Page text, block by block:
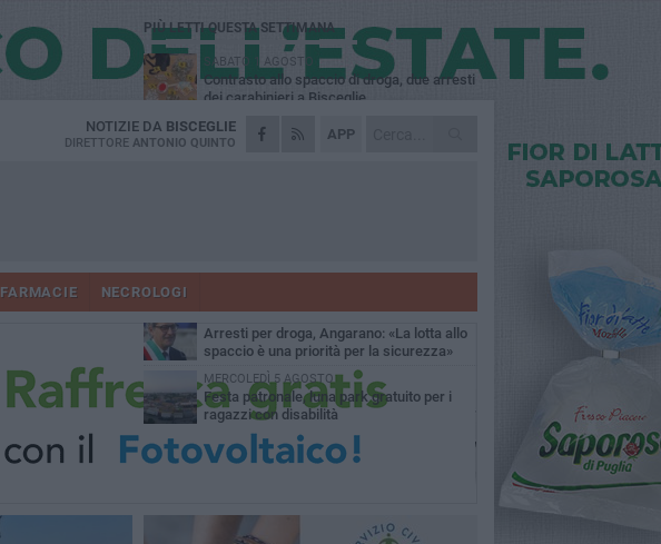
APP
NOTIZIE DA BISCEGLIE
DIRETTORE ANTONIO QUINTO
FARMACIE NECROLOGI
PIÙ LETTI QUESTA SETTIMANA
SABATO 1 AGOSTO
Contrasto allo spaccio di droga, due arresti
dei carabinieri a Bisceglie
MARTEDÌ 4 AGOSTO
Emergenza caldo, il Comune di Bisceglie
Due auto incendiate nella notte in via Dieta
SABATO 1 AGOSTO
Arresti per droga, Angarano: «La lotta allo
spaccio è una priorità per la sicurezza»
MERCOLEDÌ 5 AGOSTO
Festa patronale, luna park gratuito per i
ragazzi con disabilità